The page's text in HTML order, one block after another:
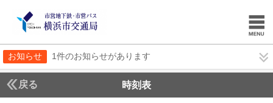
お知らせ 1件のお知らせがあります
戻る 時刻表